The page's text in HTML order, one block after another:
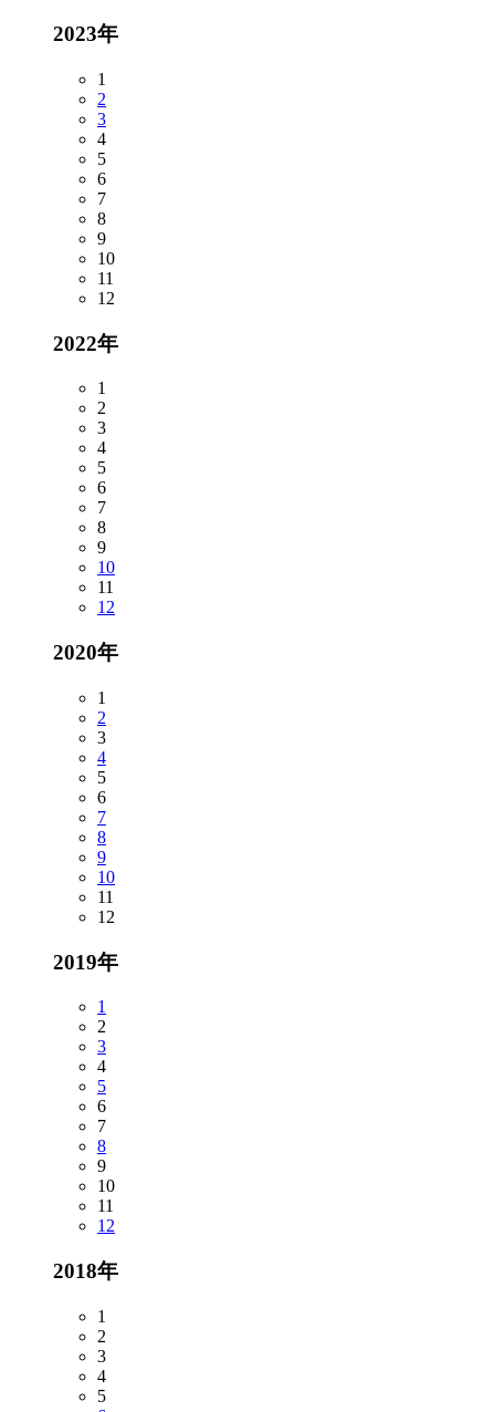
2023年
1
2
3
4
5
6
7
8
9
10
11
12
2022年
1
2
3
4
5
6
7
8
9
10
11
12
2020年
1
2
3
4
5
6
7
8
9
10
11
12
2019年
1
2
3
4
5
6
7
8
9
10
11
12
2018年
1
2
3
4
5